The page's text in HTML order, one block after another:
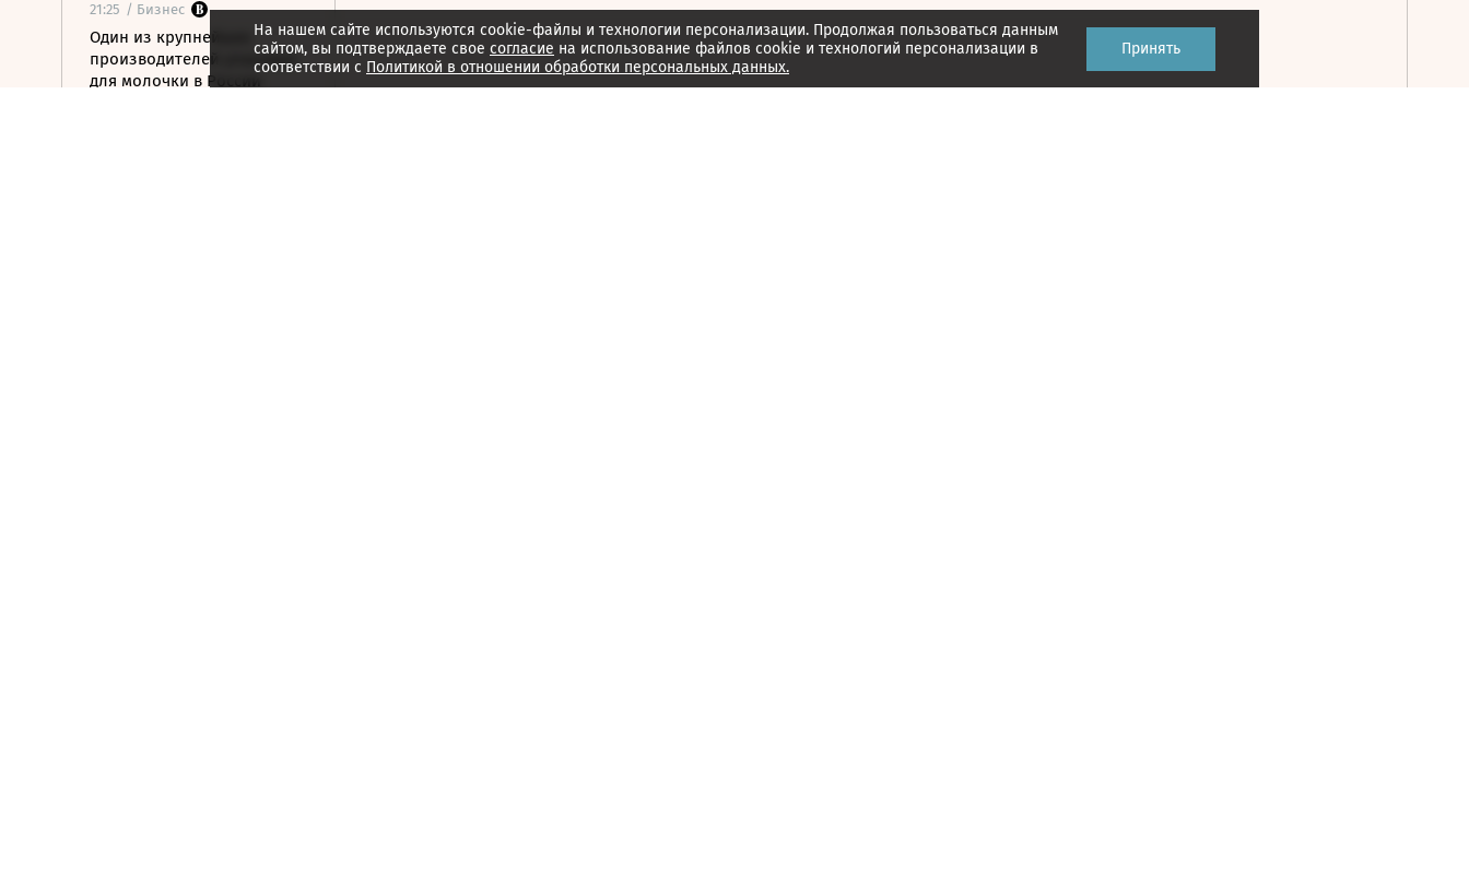
21:25 / Бизнес
Один из крупнейших
производителей упаковки
для молочки в России
На нашем сайте используются cookie-файлы и технологии персонализации. Продолжая пользоваться данным
сайтом, вы подтверждаете свое согласие на использование файлов cookie и технологий персонализации в
соответствии с Политикой в отношении обработки персональных данных.
Принять